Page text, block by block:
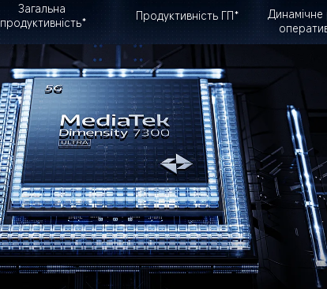
Загальна
продуктивність*
Продуктивність ГП*